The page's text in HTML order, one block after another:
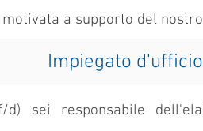
a supporto del
Impiegato
sei responsabile